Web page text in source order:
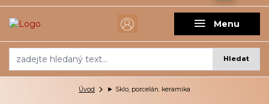
Menu
Hledat
Úvod ► Sklo, porcelán. keramika